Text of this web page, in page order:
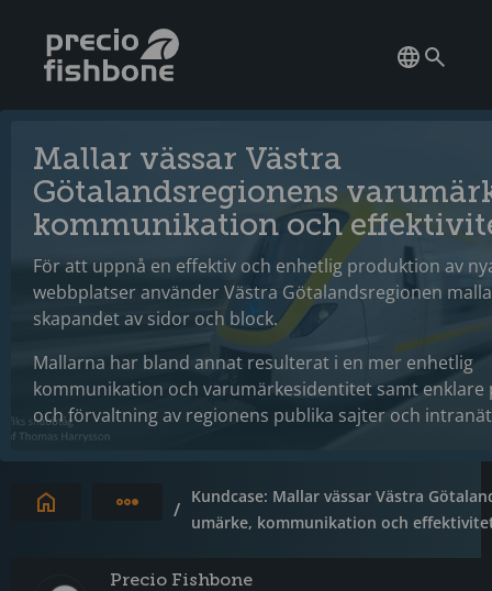
Mallar vässar Västra
Götalandsregionens
kommunikation och
För att uppnå en effektiv och enhetlig produktion av
webbplatser använder Västra Götalandsregionen
skapandet av sidor och block.
Mallarna har bland annat resulterat i en mer enhetlig
kommunikation och varumärkesidentitet samt
och förvaltning av regionens publika sajter och
Expandera brödsmulor
/
Kundcase: Mallar vässar Västra
umärke, kommunikation och
Precio Fishbone